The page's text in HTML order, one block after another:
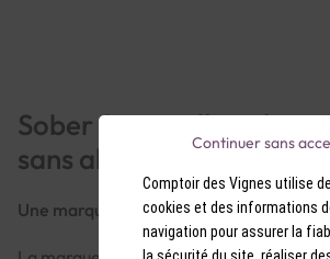
Sober Spirits : l'art des
sans alcool au Comptoir
Une marque française innovante et
Comptoir des Vignes utilise
cookies et des informations
navigation pour assurer la
la sécurité du site, réaliser
Continuer sans